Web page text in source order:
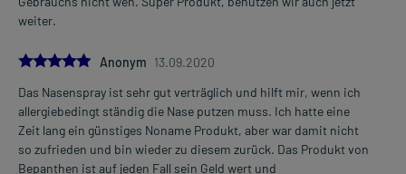
weiter.
5.0Anonym 13.09.2020
Das Nasenspray ist sehr gut verträglich und hilft mir, wenn ich
allergiebedingt ständig die Nase putzen muss. Ich hatte eine
Zeit lang ein günstiges Noname Produkt, aber war damit nicht
so zufrieden und bin wieder zu diesem zurück. Das Produkt von
Bepanthen ist auf jeden Fall sein Geld wert und